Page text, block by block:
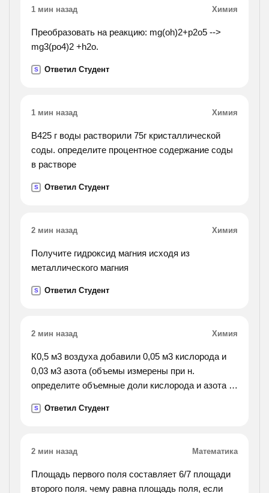
1 мин назад Химия
Преобразовать на реакцию: mg(oh)2+p2o5 -->
mg3(po4)2 +h2o.
S Ответил Студент
1 мин назад Химия
В425 г воды растворили 75г кристаллической
соды. определите процентное содержание соды
в растворе
S Ответил Студент
2 мин назад Химия
Получите гидроксид магния исходя из
металлического магния
S Ответил Студент
2 мин назад Химия
К0,5 м3 воздуха добавили 0,05 м3 кислорода и
0,03 м3 азота (объемы измерены при н.
определите объемные доли кислорода и азота в
S Ответил Студент
2 мин назад Математика
Площадь первого поля составляет 6/7 площади
второго поля. чему равна площадь поля, если